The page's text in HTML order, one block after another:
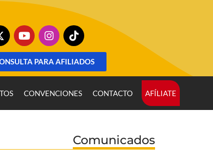
PARA AFILIADOS
CONVENCIONES CONTACTO AFÍLIATE
Comunicados